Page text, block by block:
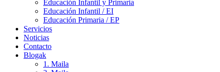
Educación Infantil y Primaria
Educación Infantil / EI
Educación Primaria / EP
Servicios
Noticias
Contacto
Blogak
1. Maila